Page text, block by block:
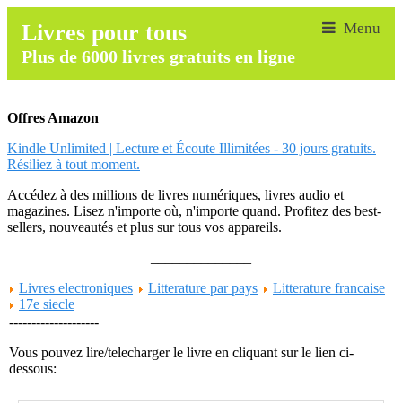
Livres pour tous
Plus de 6000 livres gratuits en ligne
Offres Amazon
Kindle Unlimited | Lecture et Écoute Illimitées - 30 jours gratuits.
Résiliez à tout moment.
Accédez à des millions de livres numériques, livres audio et
magazines. Lisez n'importe où, n'importe quand. Profitez des best-
sellers, nouveautés et plus sur tous vos appareils.
Livres electroniques
Litterature par pays
Litterature francaise
17e siecle
--------------------
Vous pouvez lire/telecharger le livre en cliquant sur le lien ci-
dessous: